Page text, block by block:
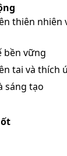
thiên nhiên
bền vững
tai và thích
sáng tạo